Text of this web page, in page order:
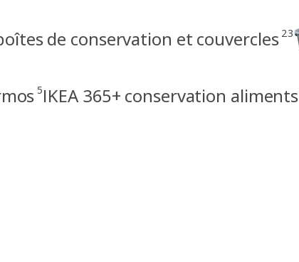
de conservation et couvercles 23
5IKEA 365+ conservation aliments